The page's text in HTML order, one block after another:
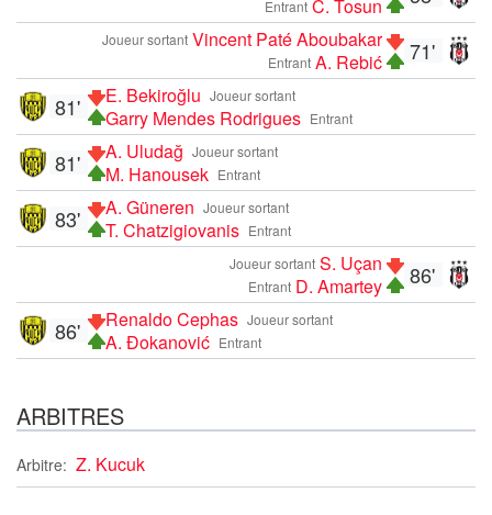
Entrant C. Tosun
71'
Joueur sortant Vincent Paté Aboubakar
Entrant A. Rebić
Joueur sortant
E. Bekiroğlu
Entrant
Garry Mendes Rodrigues
81'
Joueur sortant
A. Uludağ
Entrant
M. Hanousek
81'
Joueur sortant
A. Güneren
Entrant
T. Chatzigiovanis
83'
86'
Joueur sortant S. Uçan
Entrant D. Amartey
Joueur sortant
Renaldo Cephas
Entrant
A. Đokanović
86'
ARBITRES
Arbitre: Z. Kucuk